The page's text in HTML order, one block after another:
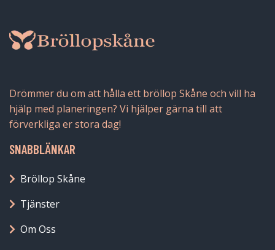
Drömmer du om att hålla ett bröllop Skåne och vill ha
hjälp med planeringen? Vi hjälper gärna till att
förverkliga er stora dag!
SNABBLÄNKAR
Bröllop Skåne
Tjänster
Om Oss